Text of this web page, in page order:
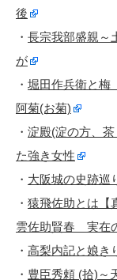
後
・ 長宗我部盛親～
が
・ 堀田作兵衛と梅
阿菊(お菊)
・ 淀殿(淀の方、
た強き女性
・ 大阪城の史跡巡
・ 猿飛佐助とは【
雲佐助賢春 実在
・ 高梨内記と娘き
・ 豊臣秀頼 (拾)～